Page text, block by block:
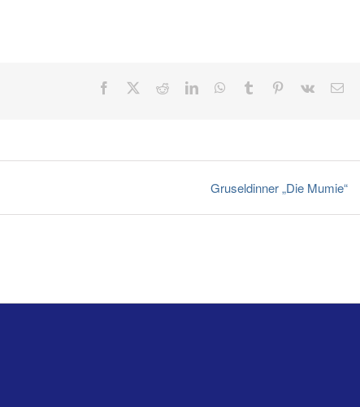
Facebook RedditLinkedInWhatsApp
Tumblr Pinterest
Vk
E-
Gruseldinner „Die Mumie“